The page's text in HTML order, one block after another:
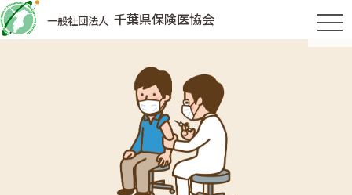
一般社団法人 千葉県保険医協会